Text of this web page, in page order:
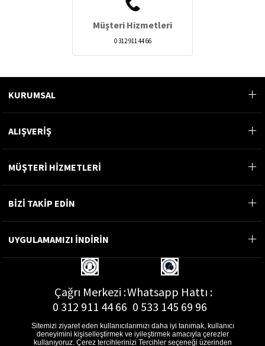
Müşteri Hizmetleri
0 312 911 44 66
KURUMSAL
ALIŞVERİŞ
MÜŞTERİ HİZMETLERİ
BİZİ TAKİP EDİN
UYGULAMAMIZI İNDİRİN
Çağrı Merkezi :
0 312 911 44 66
Whatsapp Hattı :
0 533 145 69 96
Sitemizi ziyaret eden kullanıcılarımızı daha iyi tanımak, kullanıcı
deneyimini kişiselleştirmek ve iyileştirmek amacıyla çerezler
kullanıyoruz. Çerez tercihlerinizi Tercihler seçeneği üzerinden